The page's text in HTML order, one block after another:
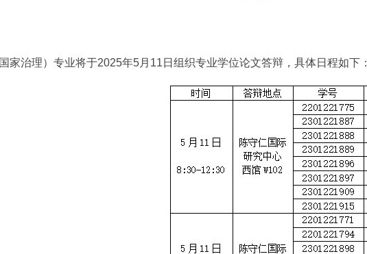
家治理）专业将于2025年5月11日组织专业学位论文答辩，具体日程如下：